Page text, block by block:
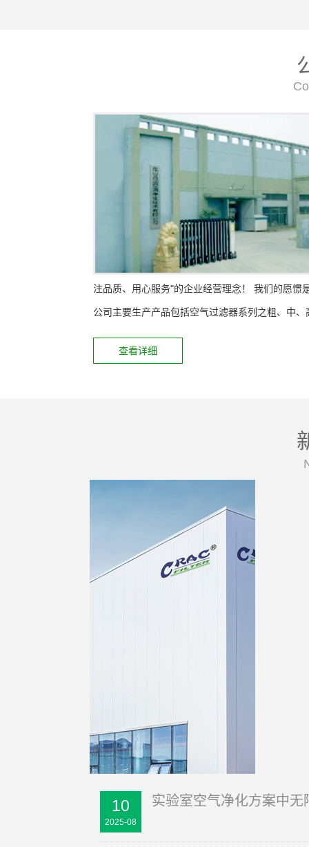
注品质、用心服务"的企业经营理念！ 我们的愿
公司主要生产产品包括空气过滤器系列之粗、中
查看详细
10
2025-08
实验室空气净化方案中